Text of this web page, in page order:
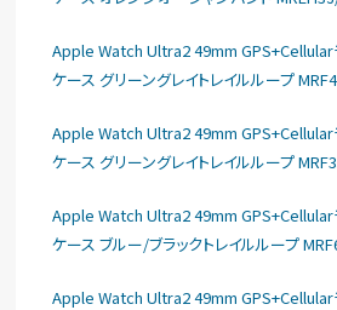
Apple Watch Ultra2 49mm GPS+Cellular
ケース グリーングレイトレイルループ
Apple Watch Ultra2 49mm GPS+Cellular
ケース グリーングレイトレイルループ
Apple Watch Ultra2 49mm GPS+Cellular
ケース ブルー/ブラックトレイルループ
Apple Watch Ultra2 49mm GPS+Cellular